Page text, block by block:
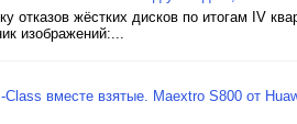
отказов жёстких дисков по итогам IV
изображений:...
вместе взятые. Maextro S800 от